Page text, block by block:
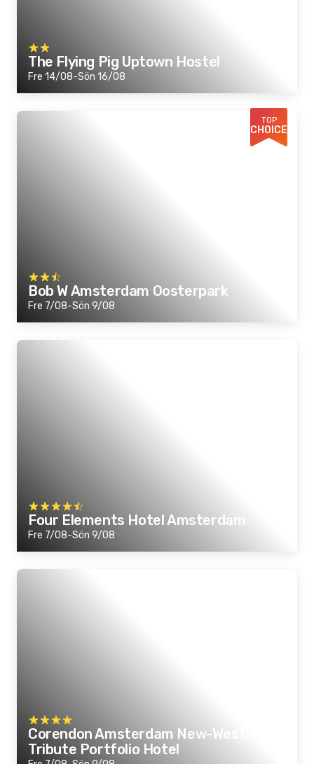
The Flying Pig Uptown Hostel
Fre 14/08-Sön 16/08
TOP
CHOICE
Bob W Amsterdam Oosterpark
Fre 7/08-Sön 9/08
Four Elements Hotel Amsterdam
Fre 7/08-Sön 9/08
Corendon Amsterdam New-West, a
Tribute Portfolio Hotel